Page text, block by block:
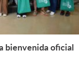
Leer Más +
bienvenida oficial